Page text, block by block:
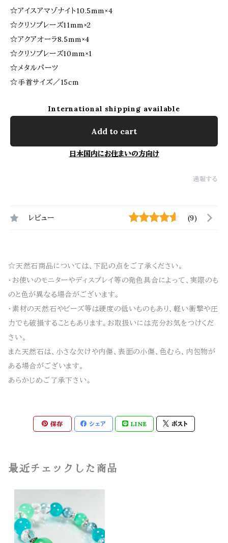
☆アイスアマゾナイト10.5mm×4
☆クリソプレーズ11mm×2
☆アクアオーラ8.5mm×4
☆クリソプレーズ10mm×1
☆メタルパーツ
☆手首サイズ／15cm
International shipping available
Add to cart
日本国内にお住まいの方向け
通報する
レビュー (9)
☆天然石商品については、下記の点をご了承ください。
・お使いのモニターやディスプレイ等の発色具合によって、実際のも
のと色が異なる場合がございます。
・素材の天然石やビーズ等は硬度の低いものもあり、軽い衝撃や圧
力でも破損することもあります。お取扱いには充分お気をつけくだ
さい。
また天然石は、小さな欠けや内傷、表面の小傷、色むら、内包物が
ある場合がございます。
あらかじめご了承下さい。
保存 シェア LINE ポスト
最近チェックした商品